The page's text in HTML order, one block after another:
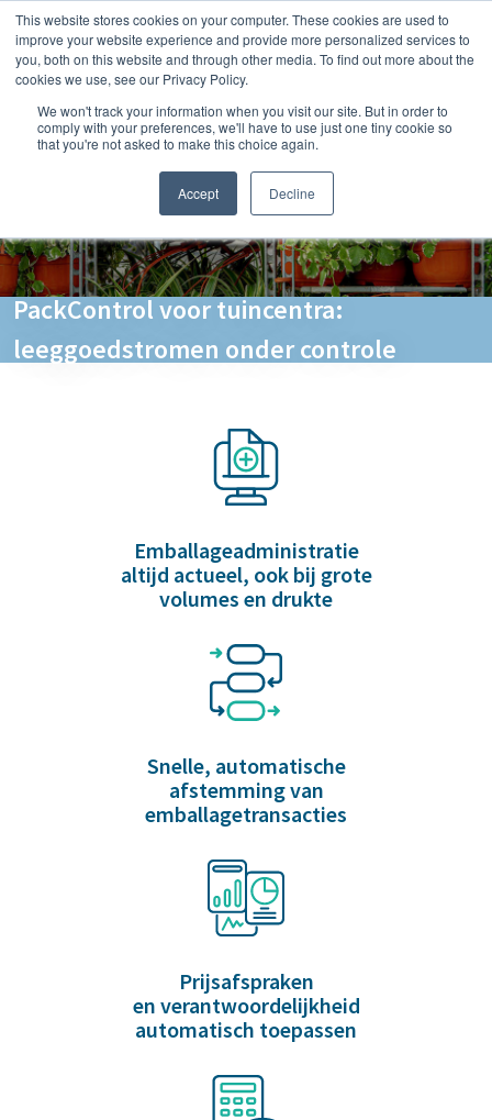
This website stores cookies on your computer. These cookies are used to
improve your website experience and provide more personalized services to
you, both on this website and through other media. To find out more about the
cookies we use, see our Privacy Policy.
We won't track your information when you visit our site. But in order to
comply with your preferences, we'll have to use just one tiny cookie so
that you're not asked to make this choice again.
Accept Decline
PackControl voor tuincentra:
leeggoedstromen onder controle
Emballageadministratie
altijd actueel, ook bij grote
volumes en drukte
Snelle, automatische
afstemming van
emballagetransacties
Prijsafspraken
en verantwoordelijkheid
automatisch toepassen